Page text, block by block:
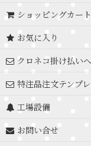
ショッピングカート
お気に入り
クロネコ掛け払い
特注品注文テンプ
工場設備
お問い合せ